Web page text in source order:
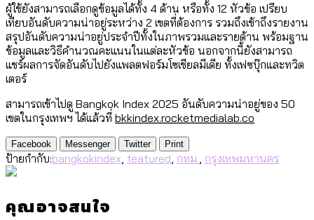
ผู้ใช้ยังสามารถเลือกดูข้อมูลได้ทั้ง 4 ด้าน หรือทั้ง 12 หัวข้อ เปรียบ
เทียบอันดับความน่าอยู่ระหว่าง 2 เขตที่ต้องการ รวมถึงเข้าถึงรายงาน
สรุปอันดับความน่าอยู่ประจำปีทั้งในภาพรวมและรายด้าน พร้อมฐาน
ข้อมูลและวิธีคำนวณคะแนนในแต่ละหัวข้อ นอกจากนี้ยังสามารถ
แชร์ผลการจัดอันดับไปยังแพลตฟอร์มโซเชียลมีเดีย ทั้งเฟซบุ๊กและทวิต
เตอร์
สามารถเข้าไปดู Bangkok Index 2025 อันดับความน่าอยู่ของ 50
เขตในกรุงเทพฯ ได้แล้วที่ bkkindex.rocketmedialab.co
Facebook Messenger Twitter Print
ป้ายกำกับ:bangkokindex featured กทม. กรุงเทพมหานคร
คุณอาจสนใจ